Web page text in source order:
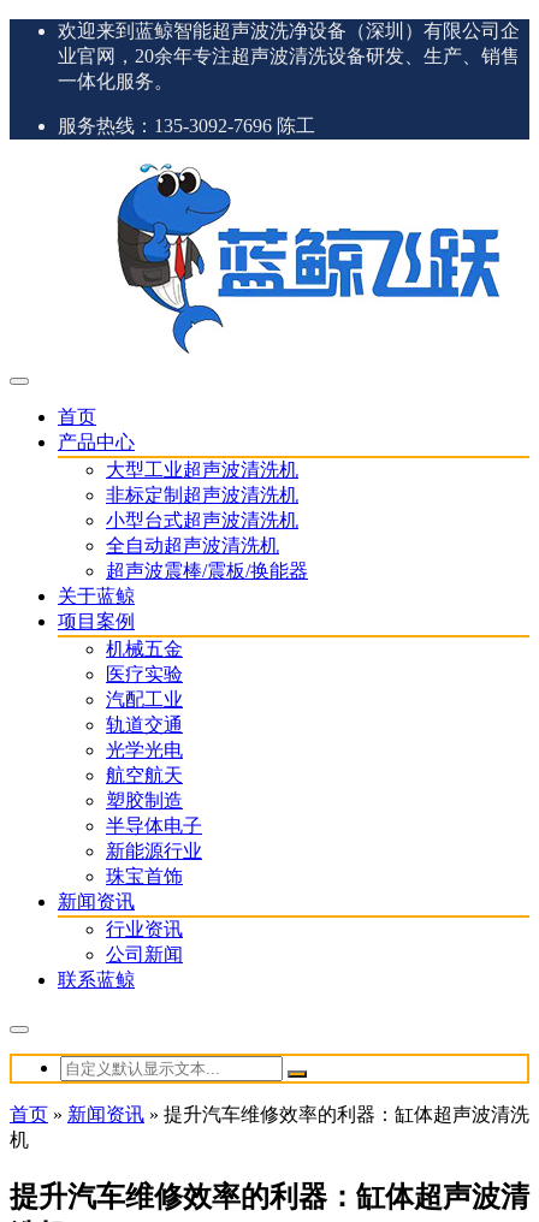
欢迎来到蓝鲸智能超声波洗净设备（深圳）有限公司企
业官网，20余年专注超声波清洗设备研发、生产、销售
一体化服务。
服务热线：135-3092-7696 陈工
首页
产品中心
大型工业超声波清洗机
非标定制超声波清洗机
小型台式超声波清洗机
全自动超声波清洗机
超声波震棒/震板/换能器
关于蓝鲸
项目案例
机械五金
医疗实验
汽配工业
轨道交通
光学光电
航空航天
塑胶制造
半导体电子
新能源行业
珠宝首饰
新闻资讯
行业资讯
公司新闻
联系蓝鲸
首页 » 新闻资讯 » 提升汽车维修效率的利器：缸体超声波清洗
机
提升汽车维修效率的利器：缸体超声波清